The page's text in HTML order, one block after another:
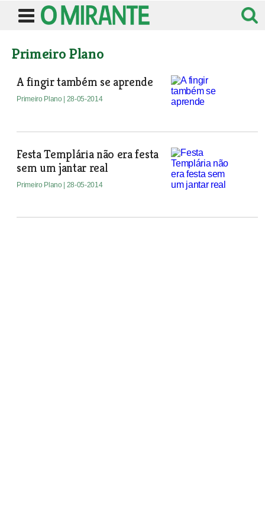
Primeiro Plano
A fingir também se aprende
Primeiro Plano | 28-05-2014
Festa Templária não era festa
sem um jantar real
Primeiro Plano | 28-05-2014